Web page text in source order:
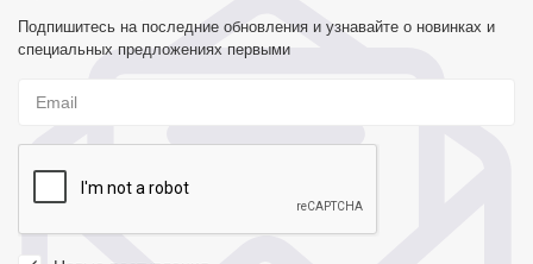
Подпишитесь на последние обновления и узнавайте о новинках и
специальных предложениях первыми